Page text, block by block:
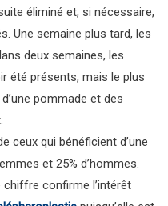
éliminé et, si nécessaire,
Une semaine plus tard, les
deux semaines, les
été présents, mais le plus
pommade et des
ceux qui bénéficient d’une
et 25% d’hommes.
confirme l’intérêt